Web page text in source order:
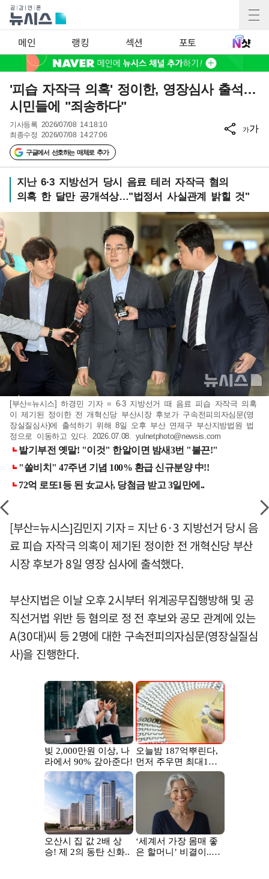
메인 랭킹 섹션 포토
'피습 자작극 의혹' 정이한, 영장심사 출석…
시민들에 "죄송하다"
기사등록 2026/07/08 14:18:10
최종수정 2026/07/08 14:27:06
구글에서 선호하는 매체로 추가
가가
지난 6·3 지방선거 당시 음료 테러 자작극 혐의
의혹 한 달만 공개석상…"법정서 사실관계 밝힐 것"
[부산=뉴시스] 하경민 기자 = 6·3 지방선거 때 음료 피습 자작극 의혹
이 제기된 정이한 전 개혁신당 부산시장 후보가 구속전피의자심문(영
장실질심사)에 출석하기 위해 8일 오후 부산 연제구 부산지방법원 법
정으로 이동하고 있다. 2026.07.08. yulnetphoto@newsis.com
[부산=뉴시스]김민지 기자 = 지난 6·3 지방선거 당시 음
료 피습 자작극 의혹이 제기된 정이한 전 개혁신당 부산
시장 후보가 8일 영장 심사에 출석했다.
부산지법은 이날 오후 2시부터 위계공무집행방해 및 공
직선거법 위반 등 혐의로 정 전 후보와 공모 관계에 있는
A(30대)씨 등 2명에 대한 구속전피의자심문(영장실질심
사)을 진행한다.